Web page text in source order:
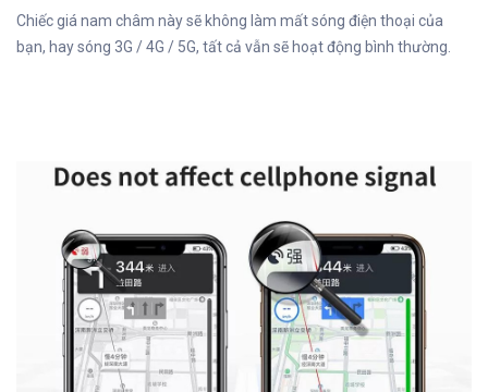
Chiếc giá nam châm này sẽ không làm mất sóng điện thoại của
bạn, hay sóng 3G / 4G / 5G, tất cả vẫn sẽ hoạt động bình thường.